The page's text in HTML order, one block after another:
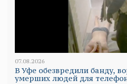
07.08.2026
В Уфе обезвредили банду,
умерших людей для